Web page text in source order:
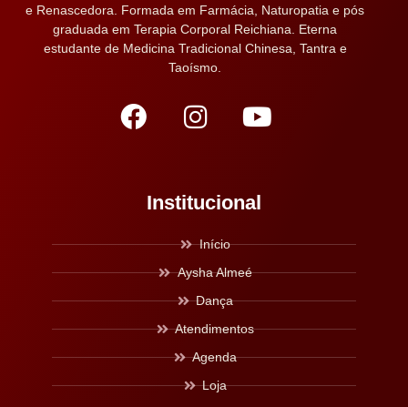
e Renascedora. Formada em Farmácia, Naturopatia e pós
graduada em Terapia Corporal Reichiana. Eterna
estudante de Medicina Tradicional Chinesa, Tantra e
Taoísmo.
Institucional
Início
Aysha Almeé
Dança
Atendimentos
Agenda
Loja